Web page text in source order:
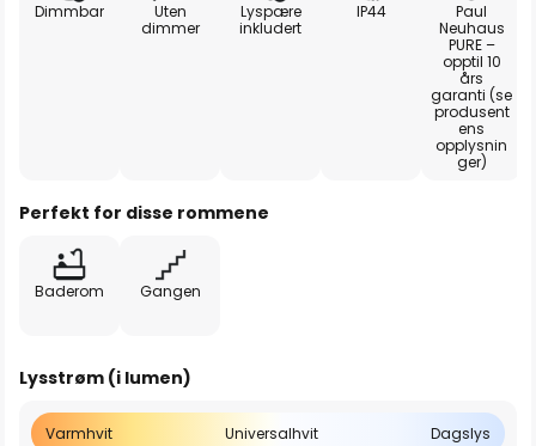
Dimmbar
Uten
dimmer
Lyspære
inkludert
IP44
Paul
Neuhaus
PURE –
opptil 10
års
garanti (se
produsent
ens
opplysnin
ger)
Perfekt for disse rommene
Baderom Gangen
Lysstrøm (i lumen)
Varmhvit Universalhvit Dagslys